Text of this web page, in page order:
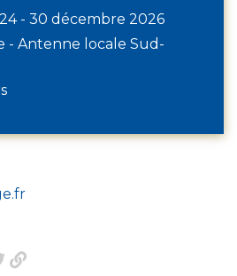
- 30 décembre 2026
- Antenne locale Sud-